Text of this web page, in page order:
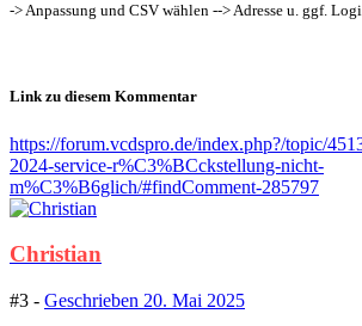
-> Anpassung und CSV wählen --> Adresse u. ggf.
Link zu diesem Kommentar
https://forum.vcdspro.de/index.php?/topic/
2024-service-r%C3%BCckstellung-nicht-
m%C3%B6glich/#findComment-285797
Christian
#3 - Geschrieben 20. Mai 2025